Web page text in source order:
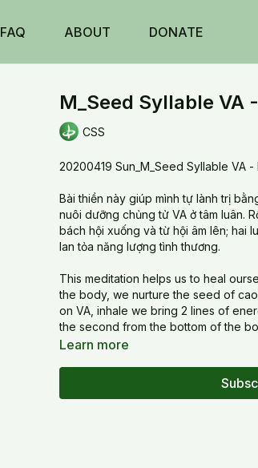
FAQ ABOUT DONATE
M_Seed Syllable VA
CSS
20200419 Sun_M_Seed Syllable VA -
Bài thiền này giúp mình tự lành trị
nuôi dưỡng chủng tử VA ở tâm luân.
bách hội xuống và từ hội âm lên; hai
lan tỏa năng lượng tình thương.
This meditation helps us to heal
the body, we nurture the seed of
on VA, inhale we bring 2 lines of
the second from the bottom of the
VA. When we exhale VA emanates
Learn more